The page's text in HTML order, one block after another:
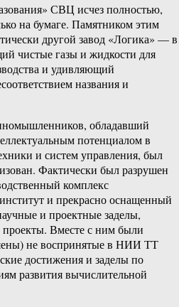
СВЦ исчез полностью,
на бумаге. Памятником этим
другой завод «Логика» — в
чистые газы и жидкости для
и удивляющий
названия и
обладавший
потенциалом в
и систем управления, был
Фактически был разрушен
комплекс
и прекрасно оснащенный
и проектные заделы,
Вместе с ним были
не воспринятые в НИИ ТТ
достижения и заделы по
развития вычислительной